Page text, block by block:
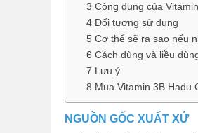
3 Công dụng của
4 Đối tượng sử dụng
5 Cơ thể sẽ ra sao nếu
6 Cách dùng và liều
7 Lưu ý
8 Mua Vitamin 3B Hadu
NGUỒN GỐC XUẤT XỨ